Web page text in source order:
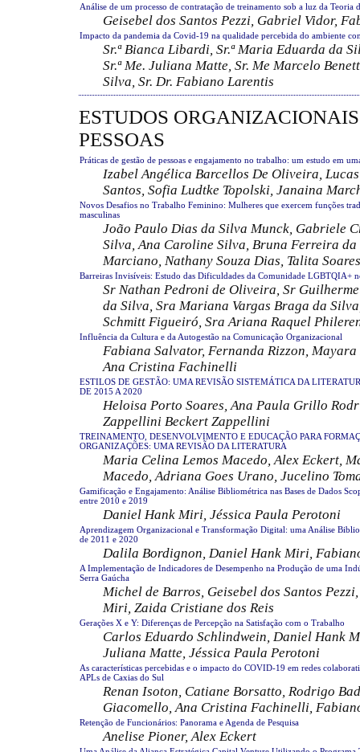
Análise de um processo de contratação de treinamento sob a luz da Teoria
Geisebel dos Santos Pezzi, Gabriel Vidor,
Impacto da pandemia da Covid-19 na qualidade percebida do ambiente
Sr.ª Bianca Libardi, Sr.ª Maria Eduarda da
Sr.ª Me. Juliana Matte, Sr. Me Marcelo
Silva, Sr. Dr. Fabiano Larentis
ESTUDOS
PESSOAS
Práticas de gestão de pessoas e engajamento no trabalho: um estudo em
Izabel Angélica Barcellos De Oliveira,
Santos, Sofia Ludtke Topolski, Janaina
Novos Desafios no Trabalho Feminino: Mulheres que exercem funções
masculinas
João Paulo Dias da Silva Munck, Gabriele
Silva, Ana Caroline Silva, Bruna Ferreira da
Marciano, Nathany Souza Dias, Talita
Barreiras Invisíveis: Estudo das Dificuldades da Comunidade LGBTQIA+
Sr Nathan Pedroni de Oliveira, Sr
da Silva, Sra Mariana Vargas Braga da
Schmitt Figueiró, Sra Ariana Raquel
Influência da Cultura e da Autogestão na Comunicação Organizacional
Fabiana Salvator, Fernanda Rizzon,
Ana Cristina Fachinelli
ESTILOS DE GESTÃO: UMA REVISÃO SISTEMÁTICA DA
DE 2015 A 2020
Heloisa Porto Soares, Ana Paula Grillo
Zappellini Beckert Zappellini
TREINAMENTO, DESENVOLVIMENTO E EDUCAÇÃO PARA
ORGANIZAÇÕES: UMA REVISÃO DA LITERATURA
Maria Celina Lemos Macedo, Alex Eckert,
Macedo, Adriana Goes Urano, Jucelino
Gamificação e Engajamento: Análise Bibliométrica nas Bases de Dados
entre 2010 e 2019
Daniel Hank Miri, Jéssica Paula Perotoni
Aprendizagem Organizacional e Transformação Digital: uma Análise
de 2011 e 2020
Dalila Bordignon, Daniel Hank Miri,
A Implementação de Indicadores de Desempenho na Produção de uma
Serra Gaúcha
Michel de Barros, Geisebel dos Santos
Miri, Zaida Cristiane dos Reis
Gerações X e Y: Diferenças de Percepção na Satisfação com o Trabalho
Carlos Eduardo Schlindwein, Daniel Hank
Juliana Matte, Jéssica Paula Perotoni
As características percebidas e o impacto do COVID-19 em redes
APLs de Caxias do Sul
Renan Isoton, Catiane Borsatto, Rodrigo
Giacomello, Ana Cristina Fachinelli,
Retenção de Funcionários: Panorama e Agenda de Pesquisa
Anelise Pioner, Alex Eckert